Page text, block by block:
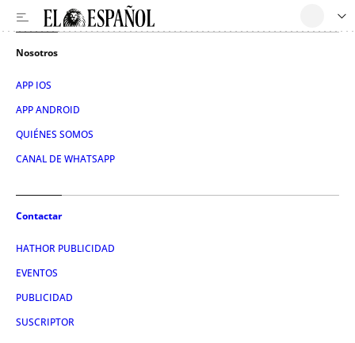
Nosotros
APP IOS
APP ANDROID
QUIÉNES SOMOS
CANAL DE WHATSAPP
Contactar
HATHOR PUBLICIDAD
EVENTOS
PUBLICIDAD
SUSCRIPTOR